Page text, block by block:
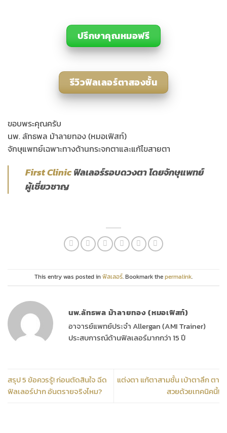
ปรึกษาคุณหมอฟรี
รีวิวฟิลเลอร์ตาสองชั้น
ขอบพระคุณครับ
นพ. ลัทธพล ม้าลายทอง (หมอเฟิสท์)
จักษุแพทย์เฉพาะทางด้านกระจกตาและแก้ไขสายตา
First Clinicฟิลเลอร์รอบดวงตา โดยจักษุแพทย์
ผู้เชี่ยวชาญ
This entry was posted inฟิลเลอร์. Bookmark thepermalink.
นพ.ลัทธพล ม้าลายทอง (หมอเฟิสท์)
อาจารย์แพทย์ประจำ Allergan (AMI Trainer)
ประสบการณ์ด้านฟิลเลอร์มากกว่า 15 ปี
สรุป 5 ข้อควรรู้! ก่อนตัดสินใจ ฉีด
ฟิลเลอร์ปาก อันตรายจริงไหม?
แต่งตา แก้ตาสามชั้น เบ้าตาลึก ตา
สวยด้วยเทคนิคนี้!